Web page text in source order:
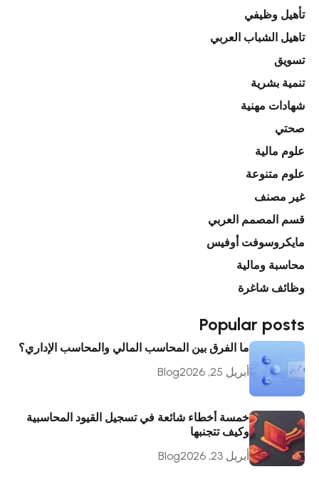
تأهيل وظيفي
تاهيل الشباب العربي
تسويق
تنمية بشرية
شهادات مهنية
صحتي
علوم مالية
علوم متنوعة
غير مصنف
قسم المصمم العربي
مايكروسوفت أوفيس
محاسبة ومالية
وظائف شاغرة
Popular posts
ما الفرق بين المحاسب المالي والمحاسب الإداري؟
أبريل 25, 2026
Blog
خمسة أخطاء شائعة في تسجيل القيود المحاسبية
وكيف تتجنبها
أبريل 23, 2026
Blog